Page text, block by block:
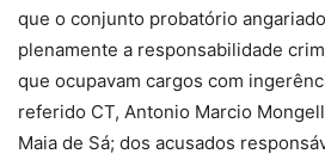
que o conjunto probatório
plenamente a responsabilidade
que ocupavam cargos com
referido CT, Antonio Marcio
Maia de Sá; dos acusados